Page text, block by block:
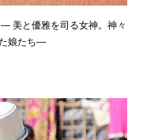
― 美と優雅を司る女神。神々
娘たち―